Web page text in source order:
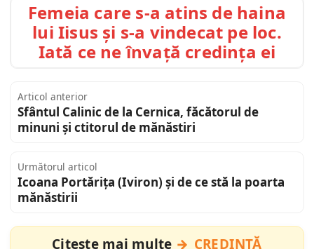
Femeia care s-a atins de haina
lui Iisus și s-a vindecat pe loc.
Iată ce ne învață credința ei
Articol anterior
Sfântul Calinic de la Cernica, făcătorul de
minuni și ctitorul de mănăstiri
Următorul articol
Icoana Portărița (Iviron) și de ce stă la poarta
mănăstirii
Citește mai multe CREDINȚĂ